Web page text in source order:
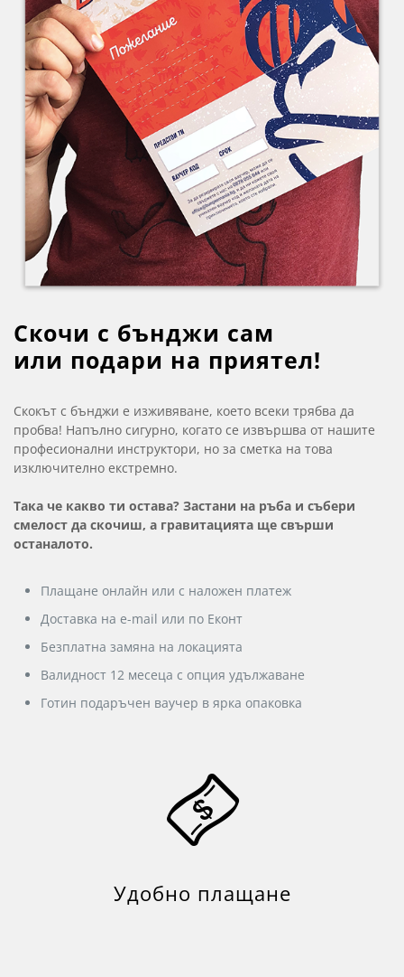
Скочи с бънджи сам
или подари на приятел!
Скокът с бънджи е изживяване, което всеки трябва да
пробва! Напълно сигурно, когато се извършва от нашите
професионални инструктори, но за сметка на това
изключително екстремно.
Така че какво ти остава? Застани на ръба и събери
смелост да скочиш, а гравитацията ще свърши
останалото.
Плащане онлайн или с наложен платеж
Доставка на e-mail или по Еконт
Безплатна замяна на локацията
Валидност 12 месеца с опция удължаване
Готин подаръчен ваучер в ярка опаковка
Удобно плащане